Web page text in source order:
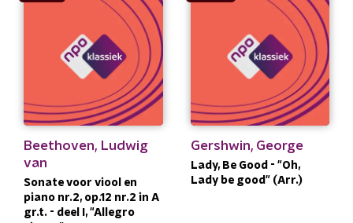
Beethoven, Ludwig
van
Sonate voor viool en
piano nr.2, op.12 nr.2 in A
gr.t. - deel I, "Allegro
Gershwin, George
Lady, Be Good - "Oh,
Lady be good" (Arr.)